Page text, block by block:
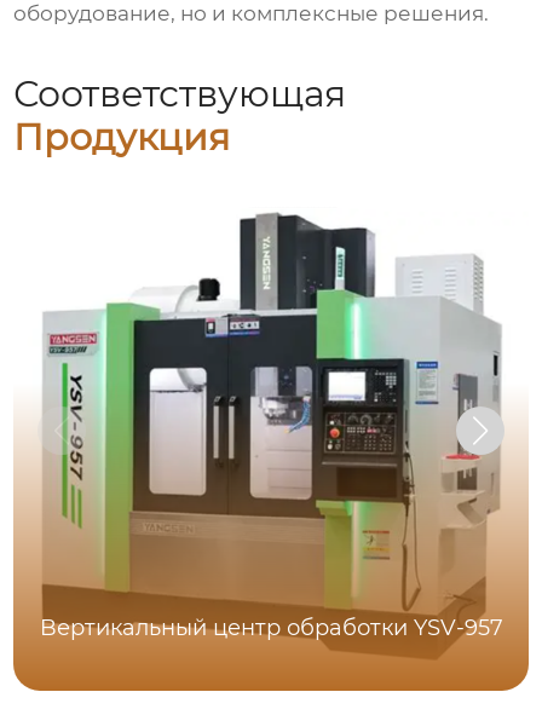
оборудование, но и комплексные решения.
Соответствующая
Продукция
Bертикальный центр обработки YSV-957